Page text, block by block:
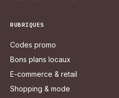
RUBRIQUES
Codes promo
Bons plans locaux
E-commerce & retail
Shopping & mode